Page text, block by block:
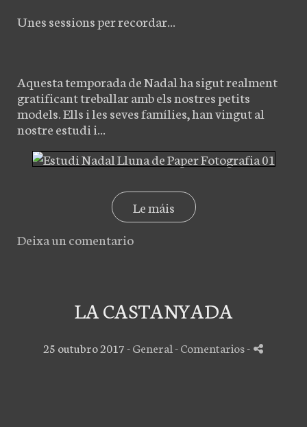
Unes sessions per recordar...
Aquesta temporada de Nadal ha sigut realment
gratificant treballar amb els nostres petits
models. Ells i les seves famílies, han vingut al
nostre estudi i...
Le máis
Deixa un comentario
LA CASTANYADA
25 outubro 2017 -General - Comentarios-